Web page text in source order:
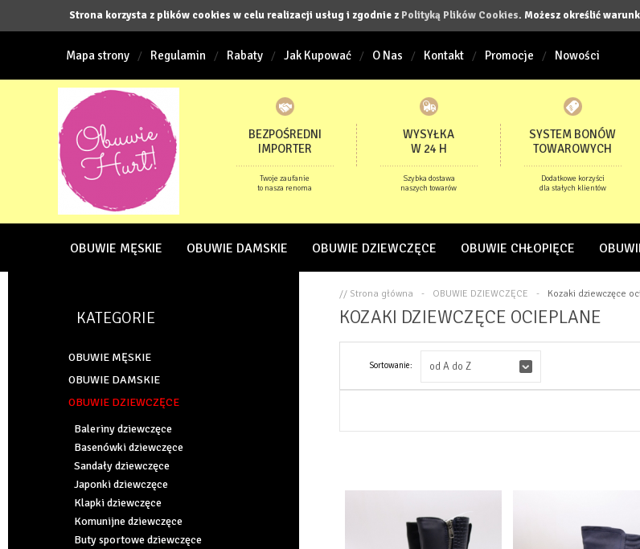
Strona korzysta z plików cookies w celu realizacji usług i zgodnie z Polityką Plików Cookies. Możesz określić
Mapa strony Regulamin Rabaty Jak Kupować O Nas Kontakt Promocje Nowości
BEZPOŚREDNI
IMPORTER
Twoje zaufanie
to nasza renoma
WYSYŁKA
W 24 H
Szybka dostawa
naszych towarów
SYSTEM BONÓW
TOWAROWYCH
Dodatkowe korzyści
dla stałych klientów
OBUWIE MĘSKIE OBUWIE DAMSKIE OBUWIE DZIEWCZĘCE OBUWIE CHŁOPIĘCE
KATEGORIE
OBUWIE MĘSKIE
OBUWIE DAMSKIE
OBUWIE DZIEWCZĘCE
Baleriny dziewczęce
Basenówki dziewczęce
Sandały dziewczęce
Japonki dziewczęce
Klapki dziewczęce
Komunijne dziewczęce
Buty sportowe dziewczęce
// Strona główna - OBUWIE DZIEWCZĘCE - Kozaki dziewczęce
KOZAKI DZIEWCZĘCE OCIEPLANE
Sortowanie: od A do Z